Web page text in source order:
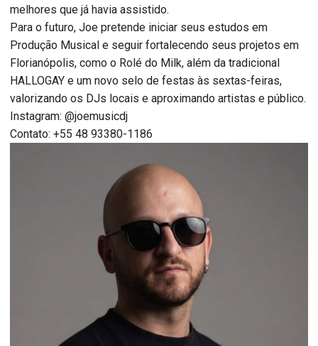
melhores que já havia assistido.
Para o futuro, Joe pretende iniciar seus estudos em
Produção Musical e seguir fortalecendo seus projetos em
Florianópolis, como o Rolé do Milk, além da tradicional
HALLOGAY e um novo selo de festas às sextas-feiras,
valorizando os DJs locais e aproximando artistas e público.
Instagram: @joemusicdj
Contato: +55 48 93380-1186